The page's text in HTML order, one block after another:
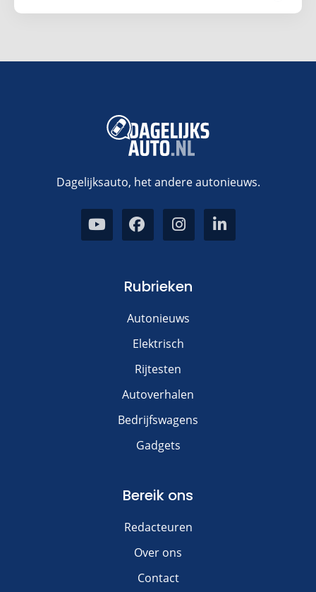
Dagelijksauto, het andere autonieuws.
Rubrieken
Autonieuws
Elektrisch
Rijtesten
Autoverhalen
Bedrijfswagens
Gadgets
Bereik ons
Redacteuren
Over ons
Contact